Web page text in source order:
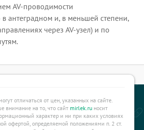
AV-проводимости
антеградном и, в меньшей степени,
через AV-узел) и по
отличаться от цен, указанных на сайте.
внимание на то, что сайт mirlek.ru носит
характер и ни при каких условиях
офертой, определяемой положениями п. 2 ст.